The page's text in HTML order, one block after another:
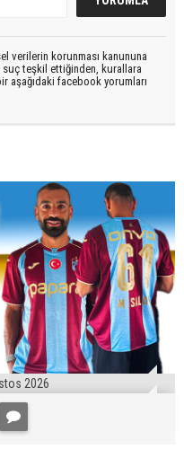
verilerin korunması kanununa
suç teşkil ettiğinden, kurallara
aşağıdaki facebook yorumları
2026